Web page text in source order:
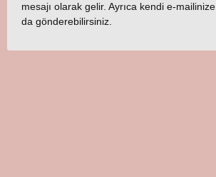
mesajı olarak gelir. Ayrıca kendi e-mailinize
da gönderebilirsiniz.